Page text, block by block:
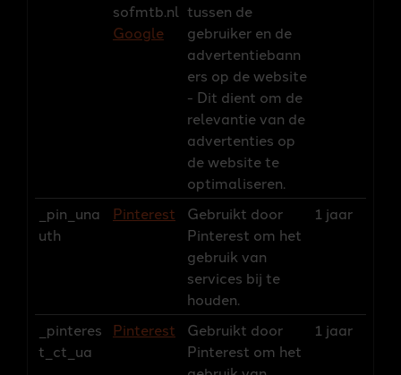
sofmtb.nl
Google
tussen de
gebruiker en de
advertentiebann
ers op de website
- Dit dient om de
relevantie van de
advertenties op
de website te
optimaliseren.
_pin_una
uth
Pinterest
Gebruikt door
Pinterest om het
gebruik van
services bij te
houden.
1 jaar
_pinteres
t_ct_ua
Pinterest
Gebruikt door
Pinterest om het
1 jaar